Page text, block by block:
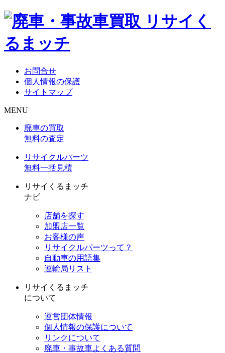
お問合せ
個人情報の保護
サイトマップ
MENU
廃車の買取
無料の査定
リサイクルパーツ
無料一括見積
リサイくるまッチ
ナビ
店舗を探す
加盟店一覧
お客様の声
リサイクルパーツって？
自動車の用語集
運輸局リスト
リサイくるまッチ
について
運営団体情報
個人情報の保護について
リンクについて
廃車・事故車よくある質問